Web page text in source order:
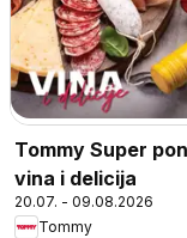
Tommy Super
vina i delicija
20.07. - 09.08.2026
Tommy